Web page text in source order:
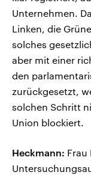
Unternehmen.
Linken, die
solches
aber mit einer
den
zurückgesetzt,
solchen Schritt
Union blockiert.
Heckmann: Frau